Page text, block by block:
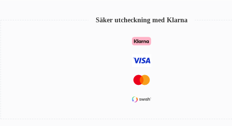
Säker utcheckning med Klarna